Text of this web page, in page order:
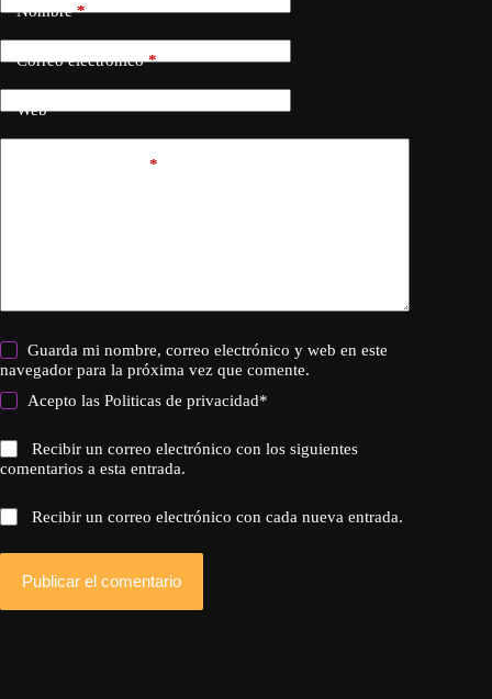
Nombre*
Correo electrónico*
Web
*
Guarda mi nombre, correo electrónico y web en este
navegador para la próxima vez que comente.
Acepto lasPoliticas de privacidad*
Recibir un correo electrónico con los siguientes
comentarios a esta entrada.
Recibir un correo electrónico con cada nueva entrada.
Publicar el comentario